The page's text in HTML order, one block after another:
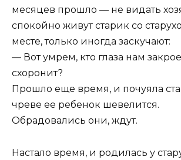
месяцев прошло — не видать
спокойно живут старик со
месте, только иногда заскучают:
— Вот умрем, кто глаза нам
схоронит?
Прошло еще время, и почуяла
чреве ее ребенок шевелится.
Обрадовались они, ждут.
Настало время, и родилась у